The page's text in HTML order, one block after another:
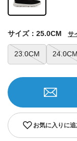
23.0CM 24.0CM
サイズ：25.0CM サ
お気に入りに